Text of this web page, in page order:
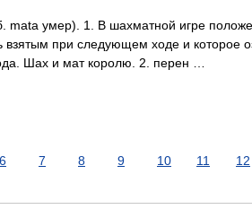
умер). 1. В шахматной игре
взятым при следующем ходе и которое
Шах и мат королю. 2. перен …
6 7 8 9 10 11 12